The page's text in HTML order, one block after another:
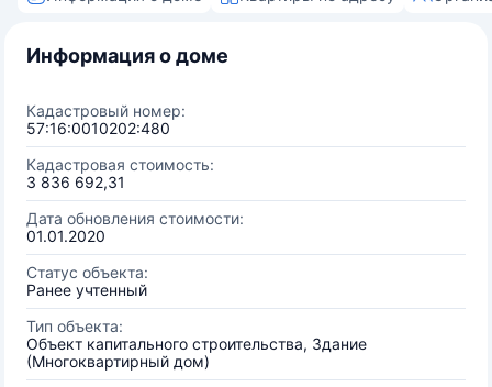
Информация о доме
Кадастровый номер:
57:16:0010202:480
Кадастровая стоимость:
3 836 692,31
Дата обновления стоимости:
01.01.2020
Статус объекта:
Ранее учтенный
Тип объекта:
Объект капитального строительства, Здание
(Многоквартирный дом)